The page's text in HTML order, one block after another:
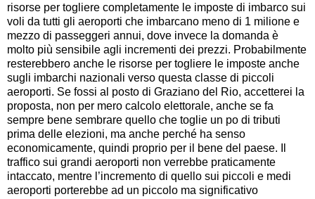
risorse per togliere completamente le imposte di imbarco sui
voli da tutti gli aeroporti che imbarcano meno di 1 milione e
mezzo di passeggeri annui, dove invece la domanda è
molto più sensibile agli incrementi dei prezzi. Probabilmente
resterebbero anche le risorse per togliere le imposte anche
sugli imbarchi nazionali verso questa classe di piccoli
aeroporti. Se fossi al posto di Graziano del Rio, accetterei la
proposta, non per mero calcolo elettorale, anche se fa
sempre bene sembrare quello che toglie un po di tributi
prima delle elezioni, ma anche perché ha senso
economicamente, quindi proprio per il bene del paese. Il
traffico sui grandi aeroporti non verrebbe praticamente
intaccato, mentre l’incremento di quello sui piccoli e medi
aeroporti porterebbe ad un piccolo ma significativo